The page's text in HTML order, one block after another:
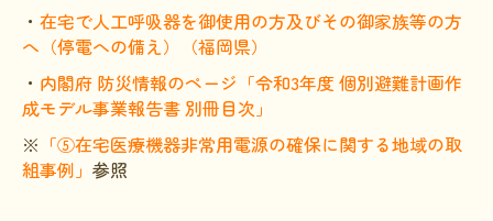
・ 在宅で人工呼吸器を御使用の方及びその御家族等の方
へ（停電への備え）（福岡県）
・ 内閣府 防災情報のページ「令和3年度 個別避難計画作
成モデル事業報告書 別冊目次」
※ 「⑤在宅医療機器非常用電源の確保に関する地域の取
組事例 」 参照